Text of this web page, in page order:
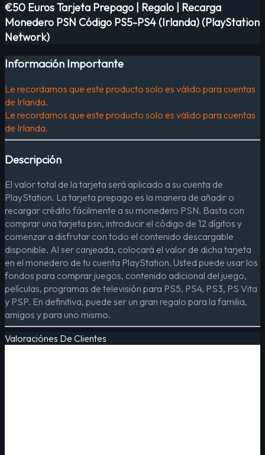
€50 Euros Tarjeta Prepago | Regalo | Recarga
Monedero PSN Código PS5-PS4 (Irlanda) (PlayStation
Network)
Información Importante
Le recordamos que este producto solo es válido para cuentas
de Irlanda.
Le recordamos que este producto solo es válido para cuentas
de Irlanda.
Descripción
El valor total de la tarjeta será aplicado a su cuenta de
PlayStation. La tarjeta prepago es la manera de añadir o
recargar crédito fácilmente a su monedero PSN. Basta con
comprar una tarjeta psn, introducir el código de 12 dígitos y
comenzar a disfrutar con todo el contenido descargable
disponible. Al ser canjeada, colocará el valor de dicha tarjeta
en el monedero de tu cuenta PlayStation. Usted puede usar los
fondos para comprar juegos, contenido adicional del juego,
películas, programas de televisión para PS5, PS4, PS3, PS Vita
y PSP. En definitiva, puede ser un gran regalo para la familia,
amigos y para uno mismo.
Valoraciónes De Clientes